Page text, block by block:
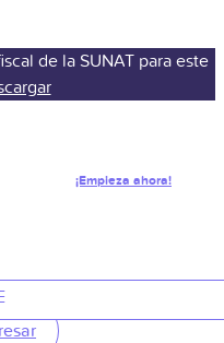
de la SUNAT para este
¡Empieza ahora!